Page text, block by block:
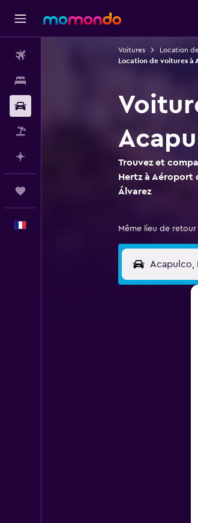
Voitures Location
Location de voitures à
Trouvez et
Hertz à Aéroport
Álvarez
Même lieu de retour